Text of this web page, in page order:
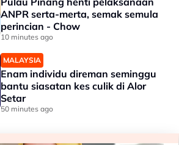
ANPR serta-merta, semak semula
perincian - Chow
10 minutes ago
MALAYSIA
Enam individu direman seminggu
bantu siasatan kes culik di Alor
Setar
50 minutes ago